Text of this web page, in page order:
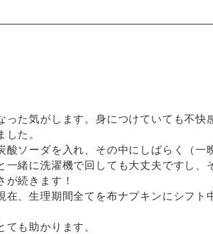
た気がします。身につけていても不快
た。
ソーダを入れ、その中にしばらく（一
緒に洗濯機で回しても大丈夫ですし、
続きます！
、生理期間全てを布ナプキンにシフト
も助かります。